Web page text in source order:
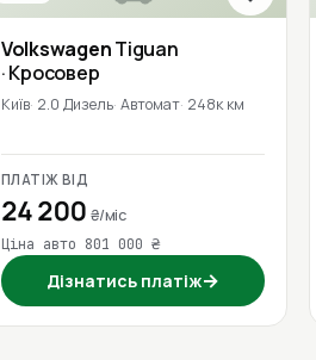
VolkswagenTiguan
· Кросовер
Київ 2.0 Дизель Автомат 248к км
ПЛАТІЖ ВІД
24 200 ₴/міс
Ціна авто 801 000 ₴
Дізнатись платіж→